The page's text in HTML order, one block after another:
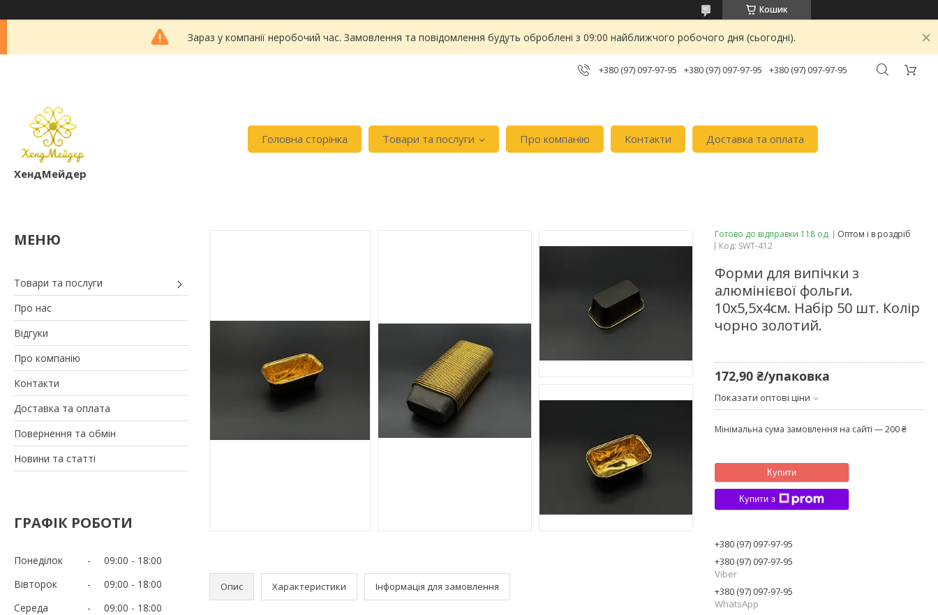
Кошик
Зараз у компанії неробочий час. Замовлення та повідомлення будуть оброблені з 09:00 найближчого робочого дня (сьогодні).
+380 (97) 097-97-95 +380 (97) 097-97-95 +380 (97) 097-97-95
ХендМейдер
Головна сторінка Товари та послуги Про компанію Контакти Доставка та оплата
Товари та послуги
Про нас
Відгуки
Про компанію
Контакти
Доставка та оплата
Повернення та обмін
Новини та статті
ГРАФІК РОБОТИ
Понеділок 09:00
18:00
Вівторок
09:00
18:00
Середа
09:00
18:00
Опис Характеристики Інформація для замовлення
Готово до відправки 118 од.
Оптом і в роздріб
Код: SWT-412
Форми для випічки з
алюмінієвої фольги.
10х5,5х4см. Набір 50 шт. Колір
чорно золотий.
172,90 ₴/упаковка
Показати оптові ціни
Мінімальна сума замовлення на сайті — 200 ₴
Купити
Купити з
+380 (97) 097-97-95
+380 (97) 097-97-95
Viber
+380 (97) 097-97-95
WhatsApp